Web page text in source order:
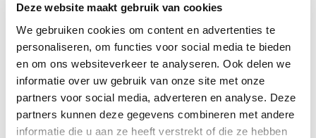
Deze website maakt gebruik van cookies
We gebruiken cookies om content en advertenties te
personaliseren, om functies voor social media te bieden
en om ons websiteverkeer te analyseren. Ook delen we
informatie over uw gebruik van onze site met onze
partners voor social media, adverteren en analyse. Deze
partners kunnen deze gegevens combineren met andere
informatie die u aan ze heeft verstrekt of die ze hebben
8
Voormalige Melkstal in een 16 eeuwse carré boerderij
Nederland Limburg Gulpen